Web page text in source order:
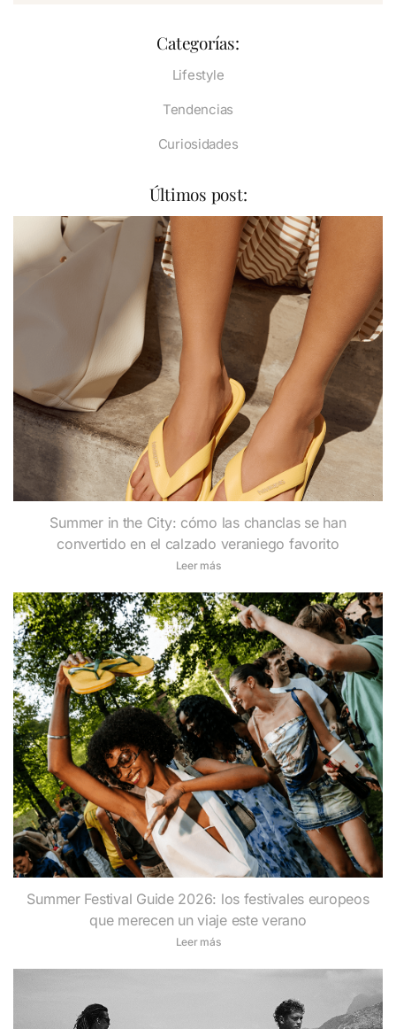
Categorías:
Lifestyle
Tendencias
Curiosidades
Últimos post:
Summer in the City: cómo las chanclas se han
convertido en el calzado veraniego favorito
Leer más
Summer Festival Guide 2026: los festivales europeos
que merecen un viaje este verano
Leer más